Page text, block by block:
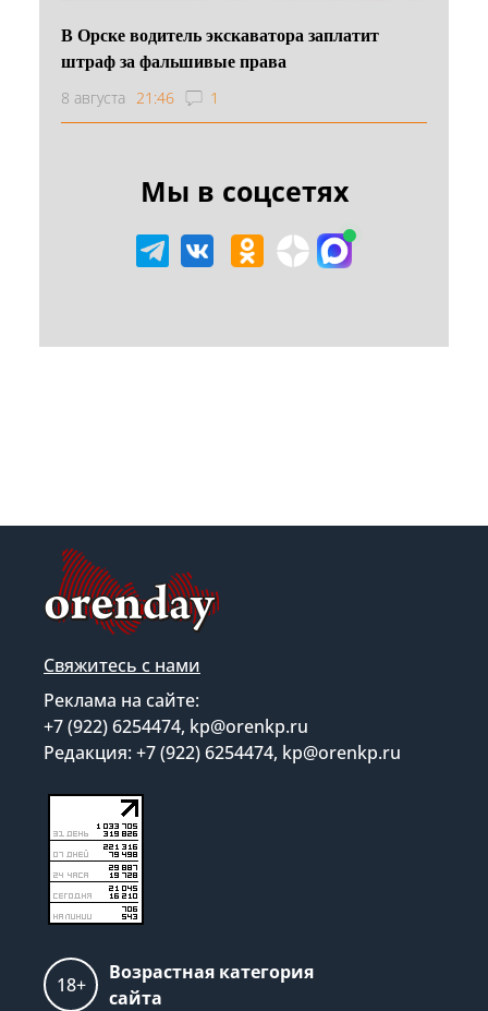
В Орске водитель экскаватора заплатит
штраф за фальшивые права
8 августа 21:46 1
Мы в соцсетях
Свяжитесь с нами
Реклама на сайте:
+7 (922) 6254474, kp@orenkp.ru
Редакция: +7 (922) 6254474, kp@orenkp.ru
18+
Возрастная категория
сайта